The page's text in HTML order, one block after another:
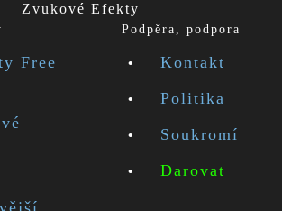
Zvukové Efekty
Free
Podpěra, podpora
Kontakt
Politika
Soukromí
Darovat